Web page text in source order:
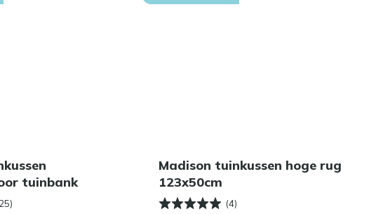
tuinbank
Madison tuinkussen hoge rug
123x50cm
(4)